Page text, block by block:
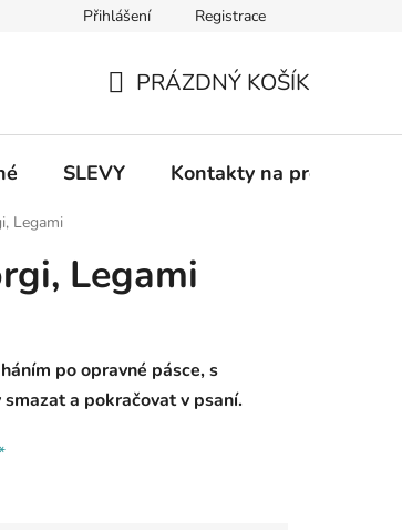
Informace k on-line platbám Odstoupení od
Přihlášení Registrace
KOŠÍK
PRÁZDNÝ KOŠÍK
SLEVY Kontakty na prodejny
Legami
Legami
po opravné pásce, s
a pokračovat v psaní.